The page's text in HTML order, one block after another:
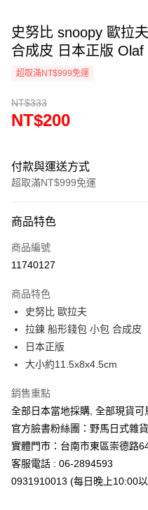
史努比 snoopy 歐拉
合成皮 日本正版 Olaf
超取滿NT$999免運
NT$333
NT$200
付款與運送方式
超取滿NT$999免運
信用卡一次付款
信用卡分期付款
合作金庫商業銀行
華南商業銀行
上海商業儲蓄銀行
國泰世華商業銀行
臺灣中小企業銀行
聯邦商業銀行
元大商業銀行
玉山商業銀行
台新國際商業銀行
台灣樂天信用卡公司
超商取貨付款
LINE Pay
Apple Pay
悠遊付
Google Pay
ATM付款
商品特色
商品編號
11740127
商品特色
史努比 歐拉夫
拉鍊 船形錢包 小包 合成皮
日本正版
大小約11.5x8x4.5cm
銷售重點
全部日本當地採購, 全部現貨可
官方臉書粉絲團：野馬日式雜貨
實體門市：台南市東區崇德路
客服電話 : 06-2894593
0931910013 (每日晚上10:00